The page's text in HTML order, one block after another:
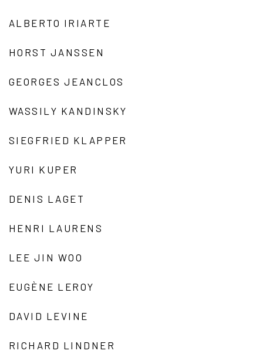
ALBERTO IRIARTE
HORST JANSSEN
GEORGES JEANCLOS
WASSILY KANDINSKY
SIEGFRIED KLAPPER
YURI KUPER
DENIS LAGET
HENRI LAURENS
LEE JIN WOO
EUGÈNE LEROY
DAVID LEVINE
RICHARD LINDNER